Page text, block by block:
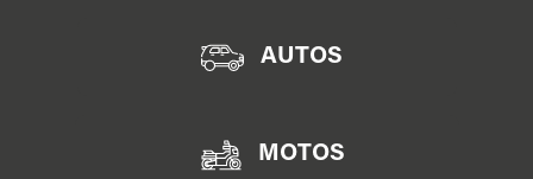
AUTOS
MOTOS